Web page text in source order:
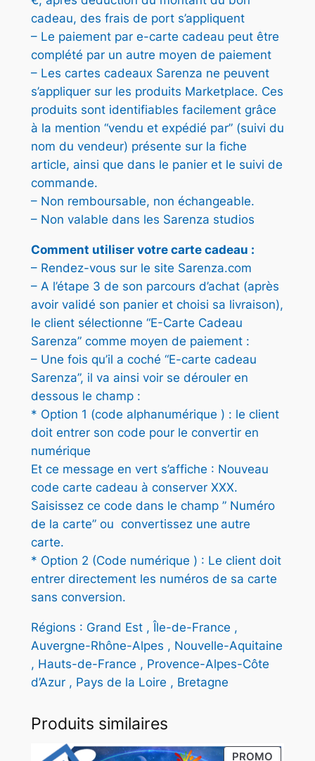
0
,
0
0
€
.
0
€
.
R
T
5
€
cadeau, des frais de port s’appliquent
– Le paiement par e-carte cadeau peut être
complété par un autre moyen de paiement
– Les cartes cadeaux Sarenza ne peuvent
s’appliquer sur les produits Marketplace. Ces
produits sont identifiables facilement grâce
à la mention “vendu et expédié par” (suivi du
nom du vendeur) présente sur la fiche
article, ainsi que dans le panier et le suivi de
commande.
– Non remboursable, non échangeable.
– Non valable dans les Sarenza studios
Comment utiliser votre carte cadeau :
– Rendez-vous sur le site Sarenza.com
– A l’étape 3 de son parcours d’achat (après
avoir validé son panier et choisi sa livraison),
le client sélectionne “E-Carte Cadeau
Sarenza” comme moyen de paiement :
– ‎Une fois qu’il a coché “E-carte cadeau
Sarenza”, il va ainsi voir se dérouler en
dessous le champ :
* Option 1 (code alphanumérique ) : le client
doit entrer son code pour le convertir en
numérique
Et ce message en vert s’affiche : Nouveau
code carte cadeau à conserver XXX.
Saisissez ce code dans le champ ” Numéro
de la carte” ou convertissez une autre
carte.
* Option 2 (Code numérique ) : Le client doit
entrer directement les numéros de sa carte
sans conversion.
Régions : Grand Est , Île-de-France ,
Auvergne-Rhône-Alpes , Nouvelle-Aquitaine
, Hauts-de-France , Provence-Alpes-Côte
d’Azur , Pays de la Loire , Bretagne
Produits similaires
PROMO